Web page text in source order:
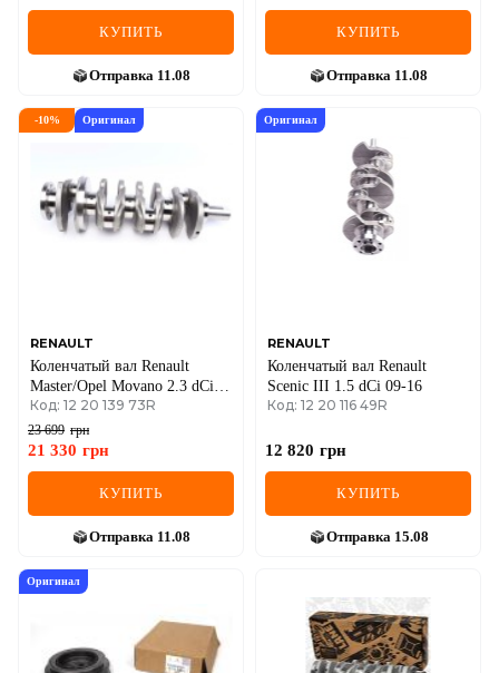
КУПИТЬ
Отправка 11.08
КУПИТЬ
Отправка 11.08
-10% Оригинал
RENAULT
Коленчатый вал Renault
Master/Opel Movano 2.3 dCi
10-
Код: 12 20 139 73R
23 699 грн
21 330 грн
КУПИТЬ
Отправка 11.08
Оригинал
RENAULT
Коленчатый вал Renault
Scenic III 1.5 dCi 09-16
Код: 12 20 116 49R
12 820 грн
КУПИТЬ
Отправка 15.08
Оригинал